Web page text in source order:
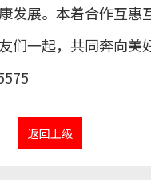
发展。本着合作互惠
们一起，共同奔向美
返回上级